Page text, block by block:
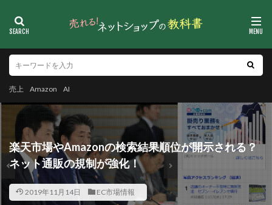
売上 Amazon AI
楽天市場やAmazonの検索結果順位が開示される？
ネット通販の規制が強化！
2019年11月14日 EC市場情報